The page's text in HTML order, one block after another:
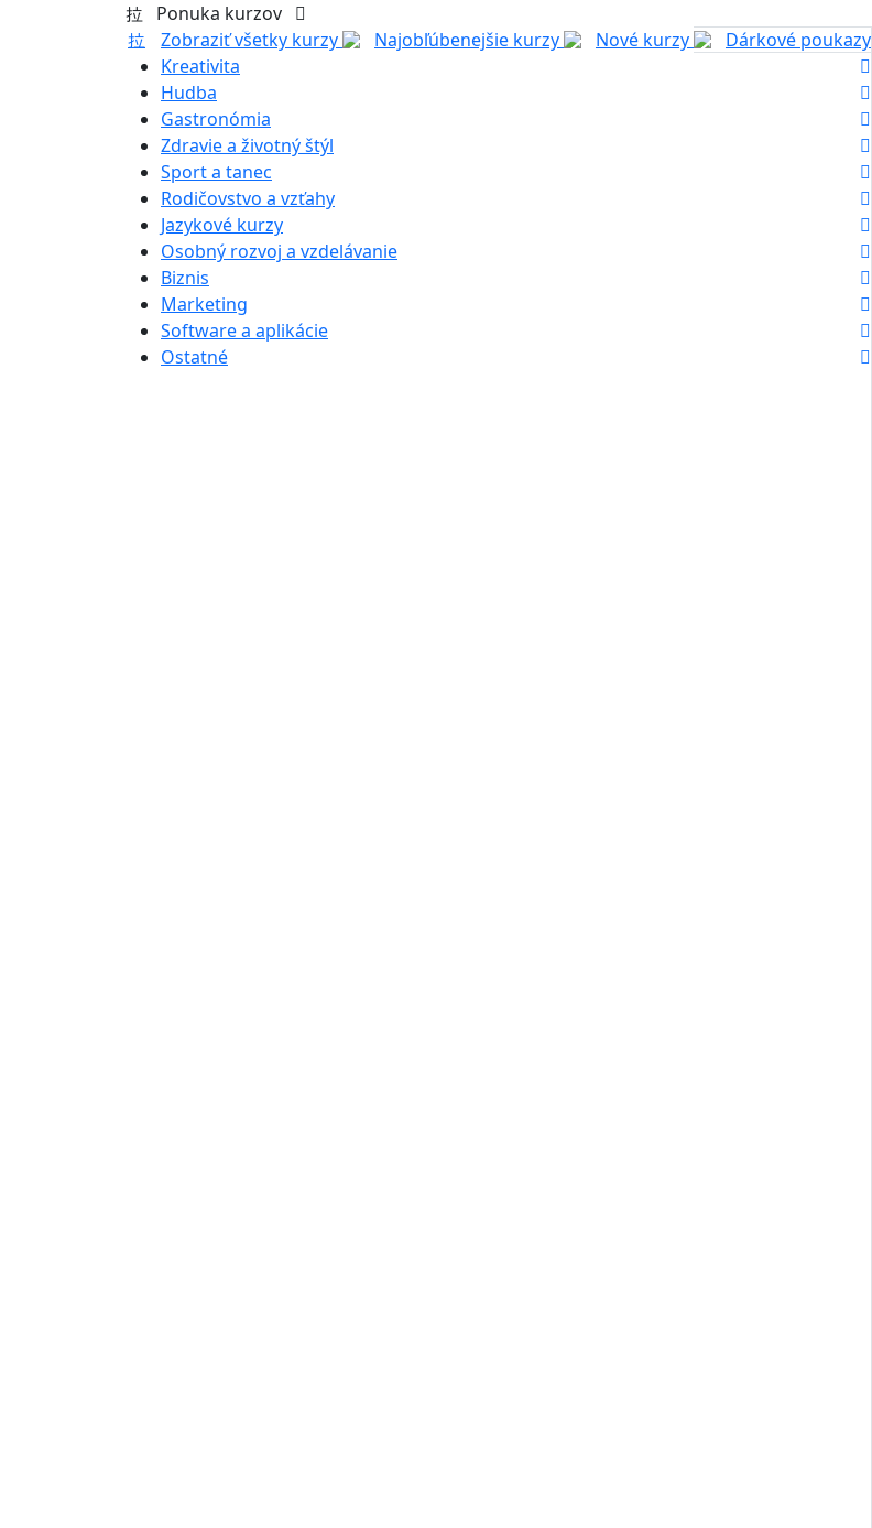
Ponuka kurzov
Zobraziť všetky kurzy
Najobľúbenejšie kurzy Nové kurzy
Dárkové poukazy
Kreativita
Hudba
Gastronómia
Zdravie a životný štýl
Sport a tanec
Rodičovstvo a vzťahy
Jazykové kurzy
Osobný rozvoj a vzdelávanie
Biznis
Marketing
Software a aplikácie
Ostatné